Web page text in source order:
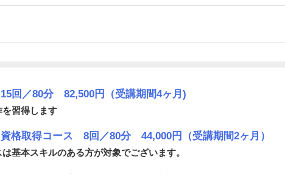
回／80分 82,500円（受講期間4ヶ月)
を習得します
格取得コース 8回／80分 44,000円（受講期間2ヶ月）
基本スキルのある方が対象でございます。